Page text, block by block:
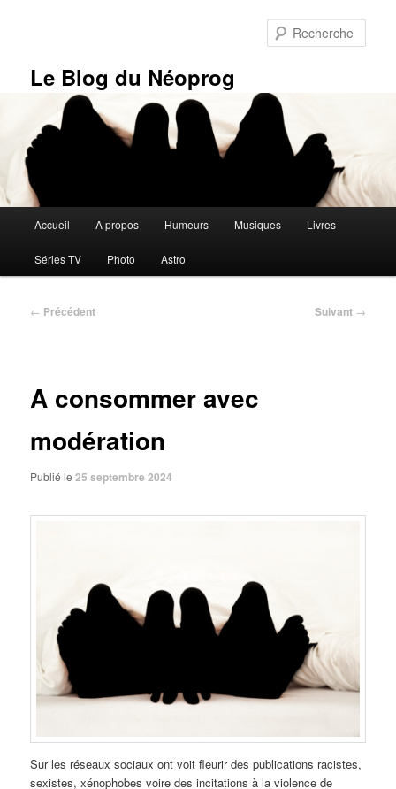
Le Blog du Néoprog
principal
Accueil A propos Humeurs Musiques Livres
Séries TV Photo Astro
Navigation
← Précédent Suivant →
A consommer avec
modération
Publié le25 septembre 2024
Sur les réseaux sociaux ont voit fleurir des publications racistes,
sexistes, xénophobes voire des incitations à la violence de